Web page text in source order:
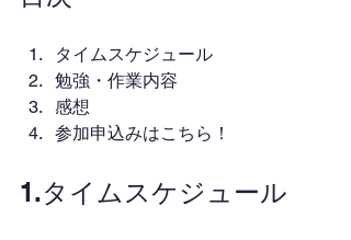
タイムスケジュール
勉強・作業内容
感想
参加申込みはこちら！
1.タイムスケジュール